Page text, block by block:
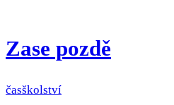
Zase pozdě
časškolství